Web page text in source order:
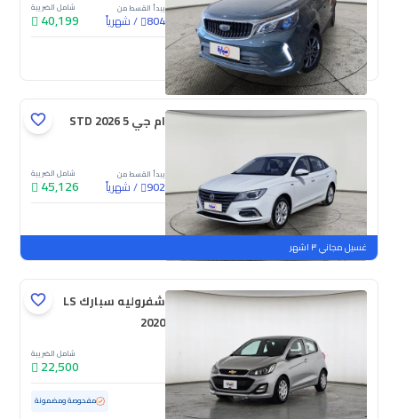
يبدأ القسط من
804
/شهرياً
شامل الضريبة
40,199
جديدة
ام جي 5 STD 2026
يبدأ القسط من
902
/شهرياً
شامل الضريبة
45,126
جديدة
غسيل مجاني ٣ اشهر
شفروليه سبارك LS
2020
شامل الضريبة
22,500
مستعملة 152,867 كم مفحوصة ومضمونة